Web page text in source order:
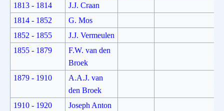
1813 - 1814
J.J. Craan
1814 - 1852
G. Mos
1852 - 1855
J.J. Vermeulen
1855 - 1879
F.W. van den
Broek
1879 - 1910
A.A.J. van
den Broek
1910 - 1920
Joseph Anton